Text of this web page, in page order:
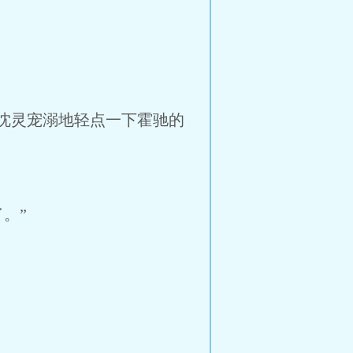
灵宠溺地轻点一下霍驰的
”